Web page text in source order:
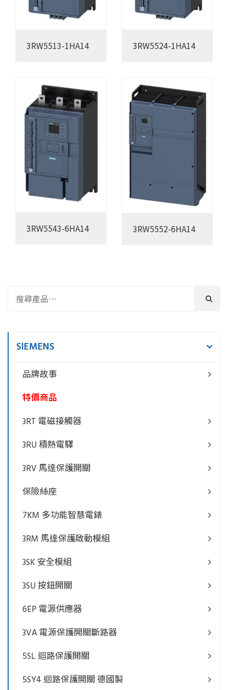
3RW5513-1HA14 3RW5524-1HA14
3RW5543-6HA14 3RW5552-6HA14
SIEMENS
品牌故事
特價商品
3RT 電磁接觸器
3RU 積熱電驛
3RV 馬達保護開關
保險絲座
7KM 多功能智慧電錶
3RM 馬達保護啟動模組
3SK 安全模組
3SU 按鈕開關
6EP 電源供應器
3VA 電源保護開關斷路器
5SL 迴路保護開關
5SY4 迴路保護開關 德國製